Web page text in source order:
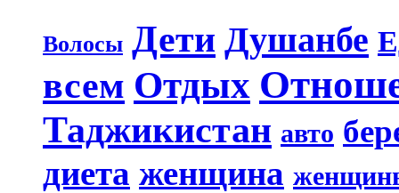
Волосы Дети Душанбе
всем Отдых
Таджикистан авто
диета женщина